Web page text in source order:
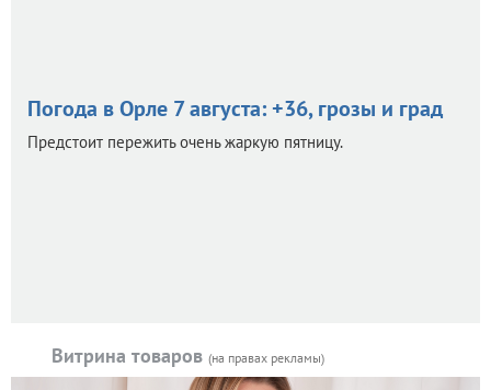
Погода в Орле 7 августа: +36, грозы и град
Предстоит пережить очень жаркую пятницу.
Витрина товаров (на правах рекламы)